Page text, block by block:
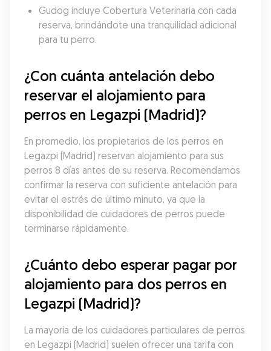
Gudog incluye Cobertura Veterinaria con cada
reserva, brindándote una tranquilidad adicional
para tu perro.
¿Con cuánta antelación debo
reservar el alojamiento para
perros en Legazpi (Madrid)?
En promedio, los propietarios de los perros en
Legazpi (Madrid) reservan alojamiento para sus
perros 8 días antes de su reserva. Recomendamos
confirmar la reserva con suficiente antelación para
evitar el estrés de último minuto, ya que la
disponibilidad de cuidadores de perros puede
terminarse rápidamente.
¿Cuánto debo esperar pagar por
alojamiento para dos perros en
Legazpi (Madrid)?
La mayoría de los cuidadores particulares de perros
en Legazpi (Madrid) suelen ofrecer una tarifa con